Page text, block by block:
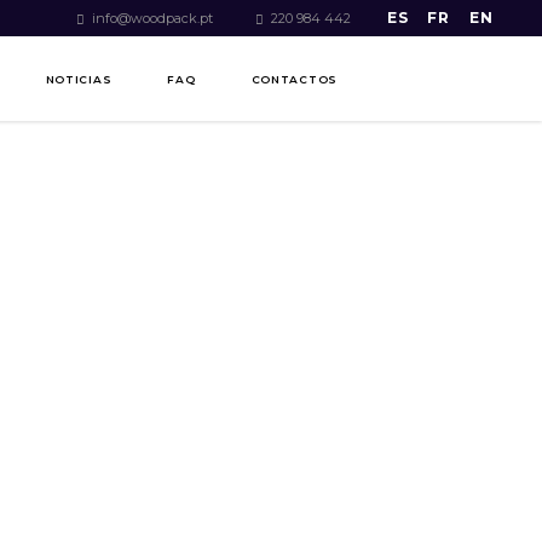
info@woodpack.pt 220 984 442 ES FR EN
NOTICIAS FAQ CONTACTOS